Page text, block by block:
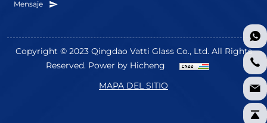
Mensaje
Copyright © 2023 Qingdao Vatti Glass Co., Ltd. All Rights
Reserved. Power by Hicheng
MAPA DEL SITIO